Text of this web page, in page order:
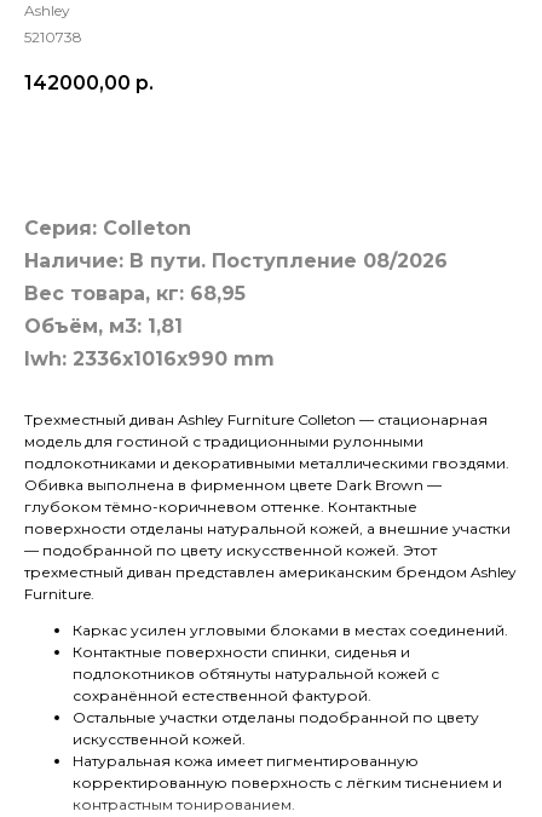
Ashley
5210738
142000,00 р.
Серия: Colleton
Наличие: В пути. Поступление 08/2026
Вес товара, кг: 68,95
Объём, м3: 1,81
lwh: 2336x1016x990 mm
Трехместный диван Ashley Furniture Colleton — стационарная
модель для гостиной с традиционными рулонными
подлокотниками и декоративными металлическими гвоздями.
Обивка выполнена в фирменном цвете Dark Brown —
глубоком тёмно-коричневом оттенке. Контактные
поверхности отделаны натуральной кожей, а внешние участки
— подобранной по цвету искусственной кожей. Этот
трехместный диван представлен американским брендом Ashley
Furniture.
Каркас усилен угловыми блоками в местах соединений.
Контактные поверхности спинки, сиденья и
подлокотников обтянуты натуральной кожей с
сохранённой естественной фактурой.
Остальные участки отделаны подобранной по цвету
искусственной кожей.
Натуральная кожа имеет пигментированную
корректированную поверхность с лёгким тиснением и
контрастным тонированием.